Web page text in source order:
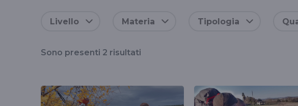
tag
Livello Materia Tipologia
Sono presenti 2 risultati